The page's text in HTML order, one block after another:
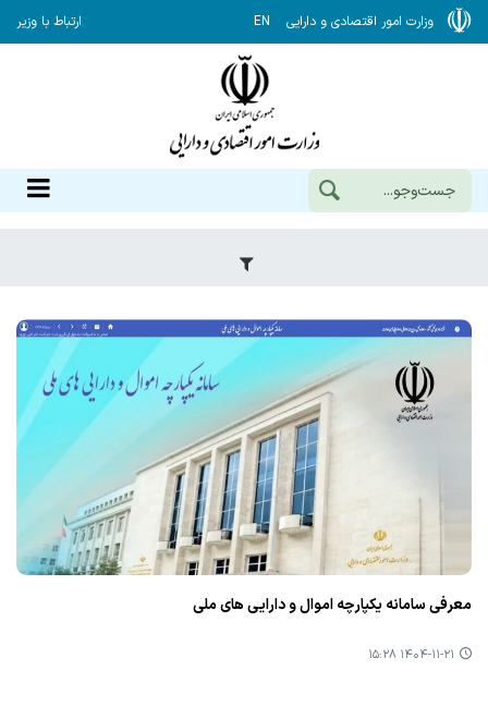
وزارت امور اقتصادی و دارایی EN ارتباط با وزیر
معرفی سامانه یکپارچه اموال و دارایی های ملی
۱۴۰۴-۱۱-۲۱ ۱۵:۲۸